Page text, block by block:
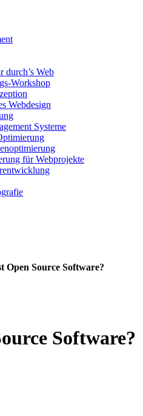
durch’s Web
Workshop
Webdesign
Systeme
für Webprojekte
Open Source Software?
Software?